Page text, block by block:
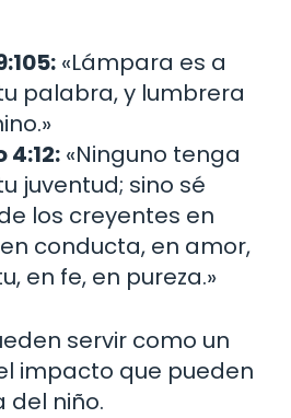
«Lámpara es a
palabra, y lumbrera
4:12: «Ninguno tenga
juventud; sino sé
los creyentes en
conducta, en amor,
en fe, en pureza.»
servir como un
impacto que pueden
del niño.